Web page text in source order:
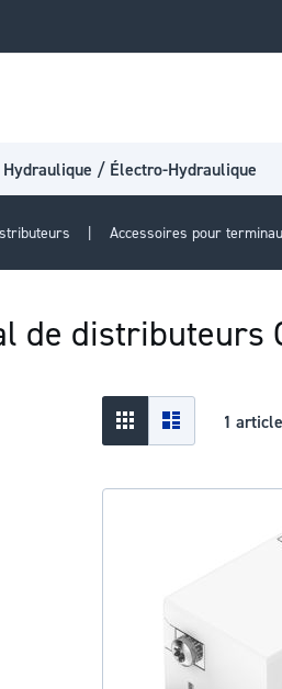
Hydraulique / Électro-Hydraulique
Accessoires pour
de distributeurs
Afficher
en
Grid Liste 1 article